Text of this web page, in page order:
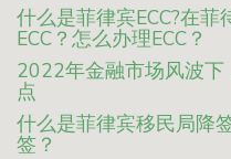
什么是菲律宾ECC?在
ECC？怎么办理ECC？
2022年金融市场风波
点
什么是菲律宾移民局降
签？